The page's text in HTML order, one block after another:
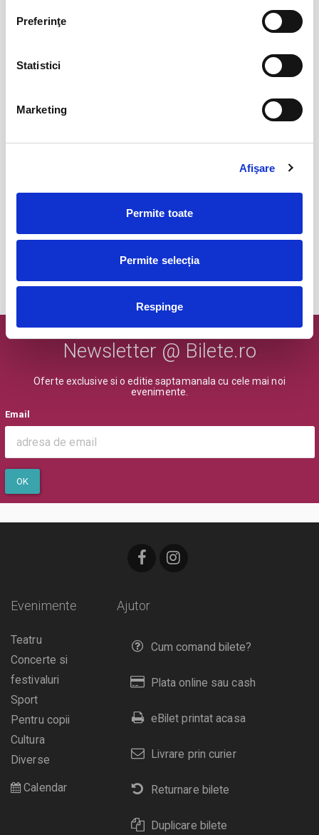
Preferinţe
Statistici
Marketing
Afişare
Permite toate
Permite selecția
Respinge
13
oct
BILETE
15
oct
Bucuresti
BILETE
MAI MULTE DIN CONCERTE
Newsletter @ Bilete.ro
Oferte exclusive si o editie saptamanala cu cele mai noi
evenimente.
Email
OK
Ajutor
Cum comand bilete?
Plata online sau cash
eBilet printat acasa
Livrare prin curier
Returnare bilete
Duplicare bilete
Evenimente
Teatru
Concerte si
festivaluri
Sport
Pentru copii
Cultura
Diverse
Calendar